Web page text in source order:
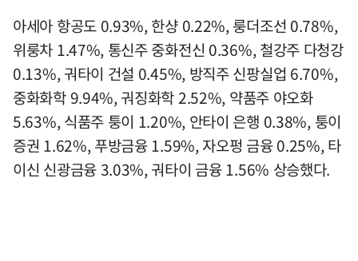
아세아 항공도 0.93%, 한샹 0.22%, 룽더조선 0.78%,
위룽차 1.47%, 통신주 중화전신 0.36%, 철강주 다청강
0.13%, 궈타이 건설 0.45%, 방직주 신팡실업 6.70%,
중화화학 9.94%, 궈징화학 2.52%, 약품주 야오화
5.63%, 식품주 퉁이 1.20%, 안타이 은행 0.38%, 퉁이
증권 1.62%, 푸방금융 1.59%, 자오펑 금융 0.25%, 타
이신 신광금융 3.03%, 궈타이 금융 1.56% 상승했다.